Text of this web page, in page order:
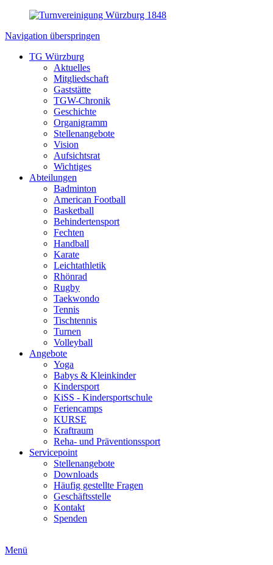
Navigation überspringen
TG Würzburg
Aktuelles
Mitgliedschaft
Gaststätte
TGW-Chronik
Geschichte
Organigramm
Stellenangebote
Vision
Aufsichtsrat
Wichtiges
Abteilungen
Badminton
American Football
Basketball
Behindertensport
Fechten
Handball
Karate
Leichtathletik
Rhönrad
Rugby
Taekwondo
Tennis
Tischtennis
Turnen
Volleyball
Angebote
Yoga
Babys & Kleinkinder
Kindersport
KiSS - Kindersportschule
Feriencamps
KURSE
Kraftraum
Reha- und Präventionssport
Servicepoint
Stellenangebote
Downloads
Häufig gestellte Fragen
Geschäftsstelle
Kontakt
Spenden
Menü